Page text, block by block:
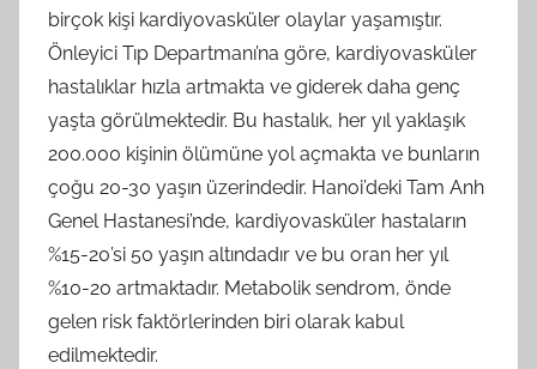
birçok kişi kardiyovasküler olaylar yaşamıştır.
Önleyici Tıp Departmanı’na göre, kardiyovasküler
hastalıklar hızla artmakta ve giderek daha genç
yaşta görülmektedir. Bu hastalık, her yıl yaklaşık
200.000 kişinin ölümüne yol açmakta ve bunların
çoğu 20-30 yaşın üzerindedir. Hanoi’deki Tam Anh
Genel Hastanesi’nde, kardiyovasküler hastaların
%15-20’si 50 yaşın altındadır ve bu oran her yıl
%10-20 artmaktadır. Metabolik sendrom, önde
gelen risk faktörlerinden biri olarak kabul
edilmektedir.